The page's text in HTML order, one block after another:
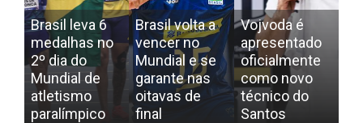
Brasil leva 6
medalhas no
2º dia do
Mundial de
atletismo
paralímpico
Brasil volta a
vencer no
Mundial e se
garante nas
oitavas de
final
Vojvoda é
apresentado
oficialmente
como novo
técnico do
Santos